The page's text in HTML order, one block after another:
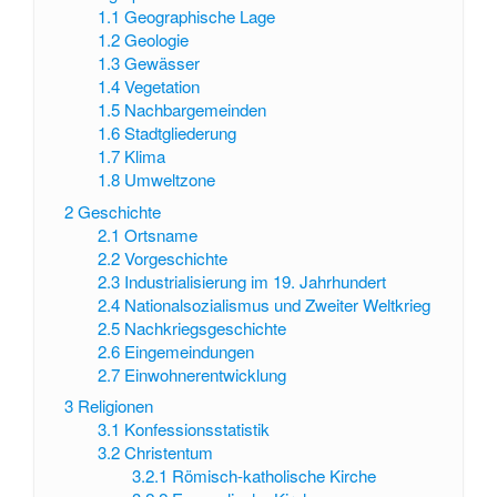
1.1 Geographische Lage
1.2 Geologie
1.3 Gewässer
1.4 Vegetation
1.5 Nachbargemeinden
1.6 Stadtgliederung
1.7 Klima
1.8 Umweltzone
2Geschichte
2.1 Ortsname
2.2 Vorgeschichte
2.3 Industrialisierung im 19. Jahrhundert
2.4 Nationalsozialismus und Zweiter Weltkrieg
2.5 Nachkriegsgeschichte
2.6 Eingemeindungen
2.7 Einwohnerentwicklung
3 Religionen
3.1 Konfessionsstatistik
3.2 Christentum
3.2.1 Römisch-katholische Kirche